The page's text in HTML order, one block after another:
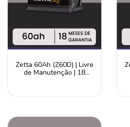
Zetta 60Ah (Z60D) | Livre
de Manutenção | 18